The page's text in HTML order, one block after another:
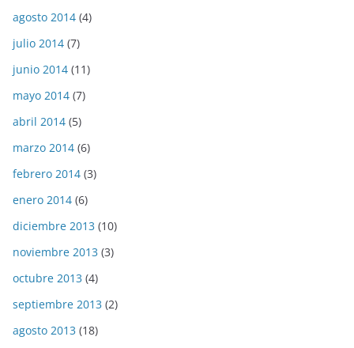
agosto 2014 (4)
julio 2014 (7)
junio 2014 (11)
mayo 2014 (7)
abril 2014 (5)
marzo 2014 (6)
febrero 2014 (3)
enero 2014 (6)
diciembre 2013 (10)
noviembre 2013 (3)
octubre 2013 (4)
septiembre 2013 (2)
agosto 2013 (18)